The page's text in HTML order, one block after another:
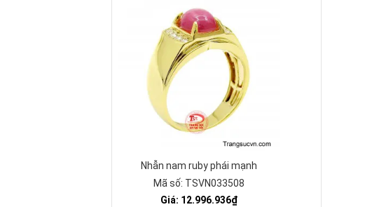
Nhẫn nam ruby phái mạnh
Mã số: TSVN033508
Giá: 12.996.936₫